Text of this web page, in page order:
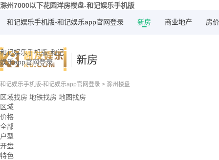
滁州7000以下花园洋房楼盘-和记娱乐手机版
和记娱乐手机版-和记娱乐app官网登录 新房 商业地产 房价
和记娱乐手机版-和记
娱乐app官网登录
新房
和记娱乐手机版-和记娱乐app官网登录 > 滁州楼盘
区域找房 地铁找房 地图找房
区域
价格
全部
户型
开盘
特色